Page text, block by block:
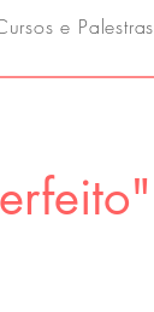
e Palestras